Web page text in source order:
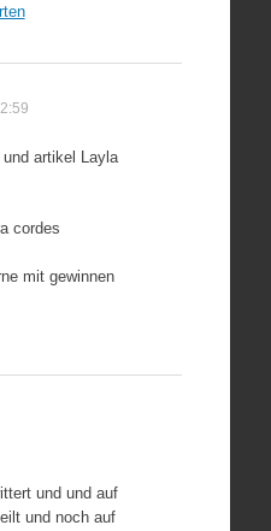
artikel Layla
cordes
mit gewinnen
und und auf
und noch auf